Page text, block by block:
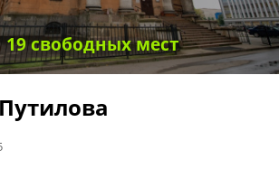
19 свободных мест